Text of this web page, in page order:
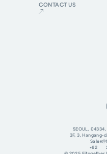
CONTACT US
SEOUL, 04334,
3F, 3, Hangang-
+82 2